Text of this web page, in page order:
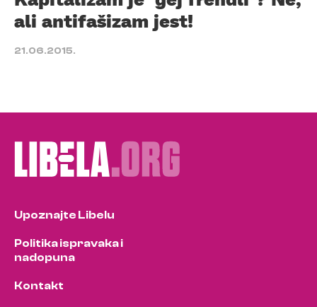
ali antifašizam jest!
21.06.2015.
Upoznajte Libelu
Politika ispravaka i
nadopuna
Kontakt